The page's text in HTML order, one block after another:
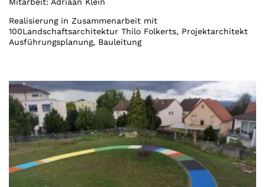
Realisierung in Zusammenarbeit mit
100Landschaftsarchitektur Thilo Folkerts, Projektarchitekt
Ausführungsplanung, Bauleitung